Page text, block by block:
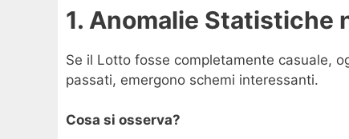
1. Anomalie Statistiche
Se il Lotto fosse completamente casuale,
passati, emergono schemi interessanti.
Cosa si osserva?